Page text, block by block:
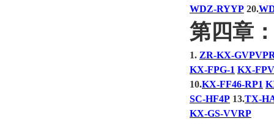
WDZ-RYYP 20.
第四章
1. ZR-KX-
KX-FPG-1 KX-
10.KX-FF46-RP1
SC-HF4P 13.TX-
KX-GS-VVRP